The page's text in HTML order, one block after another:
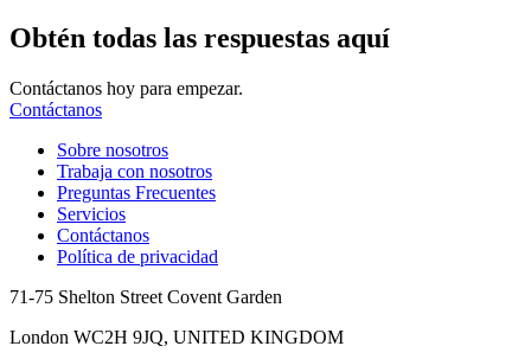
Obtén todas las respuestas aquí
Contáctanos hoy para empezar.
Contáctanos
Sobre nosotros
Trabaja con nosotros
Preguntas Frecuentes
Servicios
Contáctanos
Política de privacidad
71-75 Shelton Street Covent Garden
London WC2H 9JQ, UNITED KINGDOM